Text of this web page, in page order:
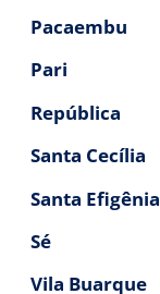
Pacaembu
Pari
República
Santa Cecília
Santa Efigênia
Sé
Vila Buarque